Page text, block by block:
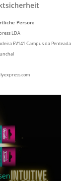
Person:
LDA
EV141 Campus da Penteada